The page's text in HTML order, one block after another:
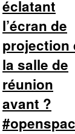
éclatant
l’écran de
projection
la salle de
réunion
avant ?